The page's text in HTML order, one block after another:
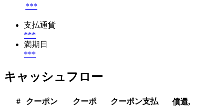
***
支払通貨
***
満期日
***
キャッシュフロー
#
クーポン
クーポ
クーポン支払
償還,